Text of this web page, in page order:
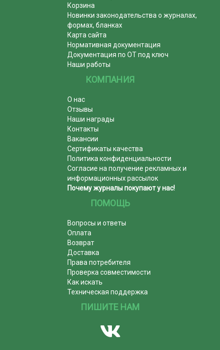
Корзина
Новинки законодательства о журналах,
формах, бланках
Карта сайта
Нормативная документация
Документация по ОТ под ключ
Наши работы
КОМПАНИЯ
О нас
Отзывы
Наши награды
Контакты
Вакансии
Сертификаты качества
Политика конфиденциальности
Согласие на получение рекламных и
информационных рассылок
Почему журналы покупают у нас!
ПОМОЩЬ
Вопросы и ответы
Оплата
Возврат
Доставка
Права потребителя
Проверка совместимости
Как искать
Техническая поддержка
ПИШИТЕ НАМ